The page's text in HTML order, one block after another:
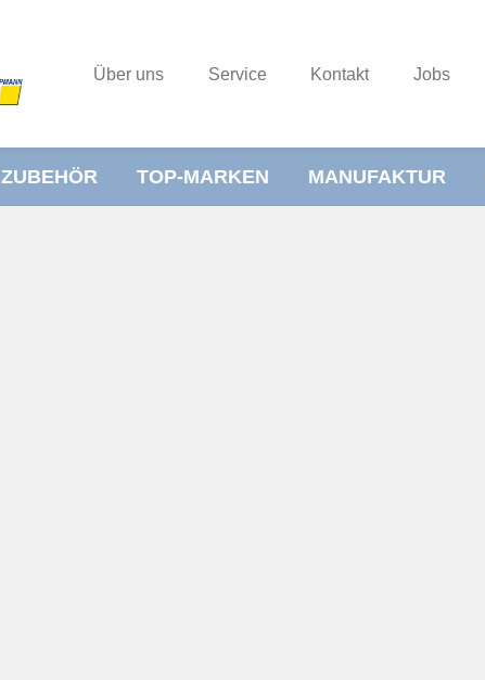
Über uns Service Kontakt Jobs
ZUBEHÖR TOP-MARKEN MANUFAKTUR